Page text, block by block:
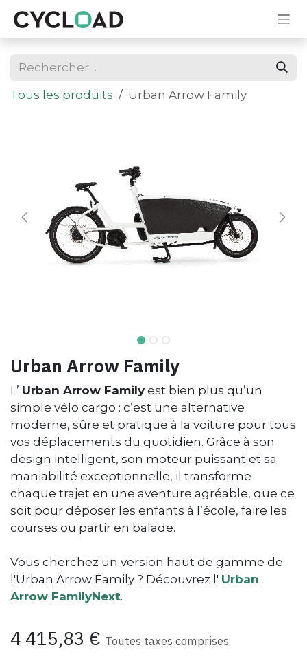
Se rendre au contenu
Tous les produits Urban Arrow Family
Urban Arrow Family
L’ Urban Arrow Family est bien plus qu’un
simple vélo cargo : c’est une alternative
moderne, sûre et pratique à la voiture pour tous
vos déplacements du quotidien. Grâce à son
design intelligent, son moteur puissant et sa
maniabilité exceptionnelle, il transforme
chaque trajet en une aventure agréable, que ce
soit pour déposer les enfants à l’école, faire les
courses ou partir en balade.
Vous cherchez un version haut de gamme de
l'Urban Arrow Family ? Découvrez l' Urban
Arrow FamilyNext.
4 415,83 € Toutes taxes comprises